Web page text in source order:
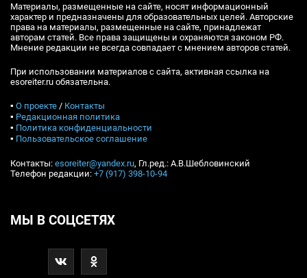
Материалы, размещенные на сайте, носят информационный
характер и предназначены для образовательных целей. Авторские
права на материалы, размещенные на сайте, принадлежат
авторам статей. Все права защищены и охраняются законом РФ.
Мнение редакции не всегда совпадает с мнением авторов статей.
При использовании материалов с сайта, активная ссылка на
esoreiter.ru обязательна.
▪ О проекте / Контакты
▪ Редакционная политика
▪ Политика конфиденциальности
▪ Пользовательское соглашение
Контакты: esoreiter@yandex.ru, Гл.ред.: А.В.Шебловинский
Телефон редакции: +7 (917) 398-10-94
МЫ В СОЦСЕТЯХ